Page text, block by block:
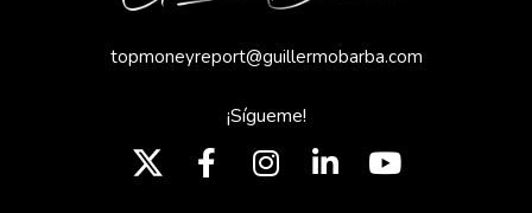
topmoneyreport@guillermobarba.com
¡Sígueme!